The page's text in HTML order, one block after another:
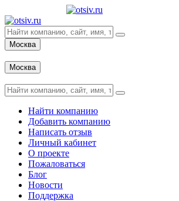
Москва
Москва
Найти компанию
Добавить компанию
Написать отзыв
Личный кабинет
О проекте
Пожаловаться
Блог
Новости
Поддержка